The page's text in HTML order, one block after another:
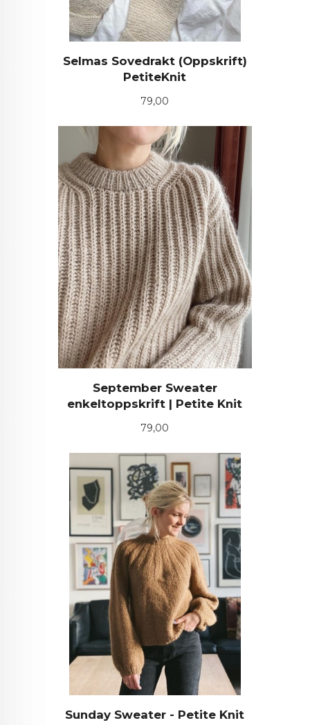
Selmas Sovedrakt (Oppskrift)
PetiteKnit
Pris
79,00
September Sweater
enkeltoppskrift | Petite Knit
Pris
79,00
Sunday Sweater - Petite Knit